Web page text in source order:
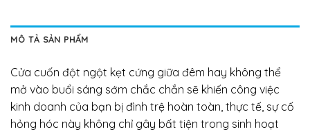
MÔ TẢ SẢN PHẨM
Cửa cuốn đột ngột kẹt cứng giữa đêm hay không thể
mở vào buổi sáng sớm chắc chắn sẽ khiến công việc
kinh doanh của bạn bị đình trệ hoàn toàn, thực tế, sự cố
hỏng hóc này không chỉ gây bất tiện trong sinh hoạt